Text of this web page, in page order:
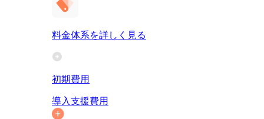
料金体系を詳しく見る
初期費用
導入支援費用